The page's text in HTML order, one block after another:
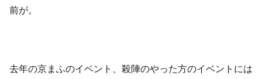
前が。
去年の京まふのイベント、殺陣のやった方のイベントには